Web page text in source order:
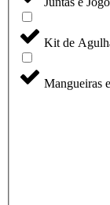
Kit de
Mangueiras